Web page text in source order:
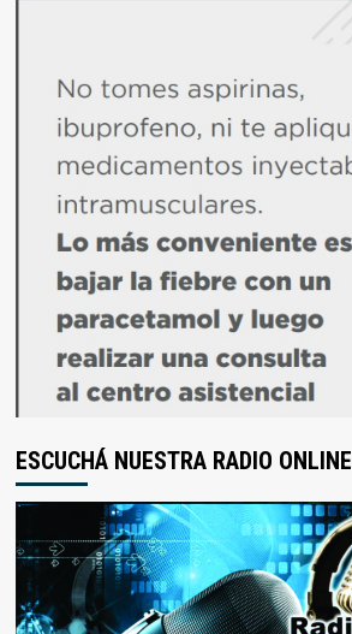
ESCUCHÁ NUESTRA RADIO ONLINE